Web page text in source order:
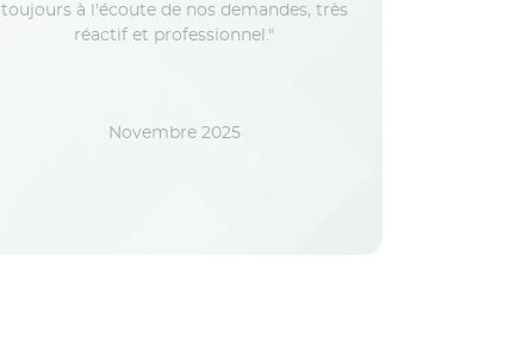
toujours à l'écoute de nos demandes, très
réactif et professionnel."
Novembre 2025